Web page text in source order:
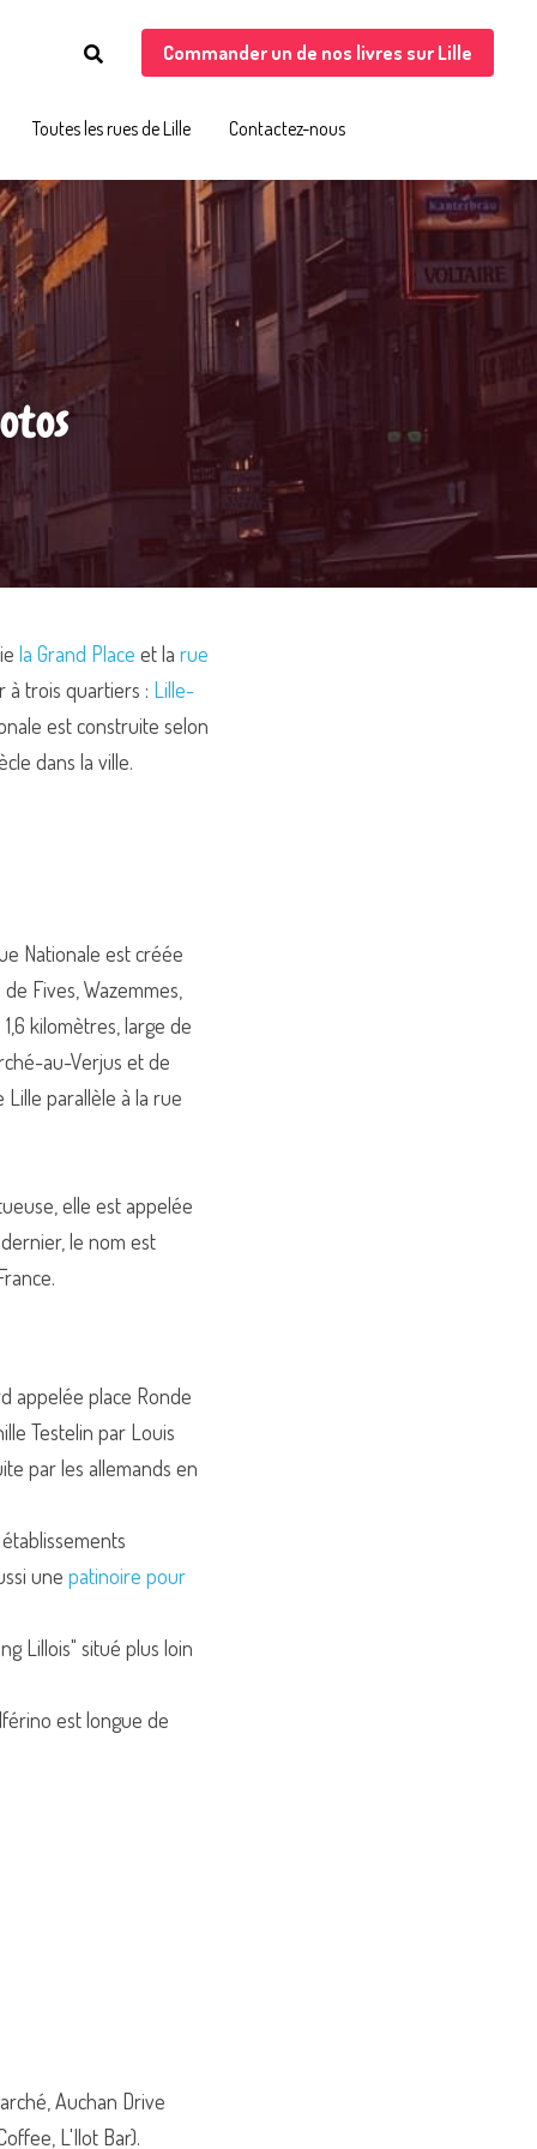
Toutes les rues de Lille Contactez-nous
Commander un de nos livres sur Lille
Toutes les rues de Lille Contactez-nous
Commander un de nos livres sur Lille
la Grand Place et la rue
à trois quartiers : Lille-
est construite selon
dans la ville.
Nationale est créée
Fives, Wazemmes,
kilomètres, large de
au-Verjus et de
parallèle à la rue
elle est appelée
le nom est
appelée place Ronde
Testelin par Louis
par les allemands en
une patinoire pour
Lillois" situé plus loin
est longue de
Auchan Drive
L'Ilot Bar).